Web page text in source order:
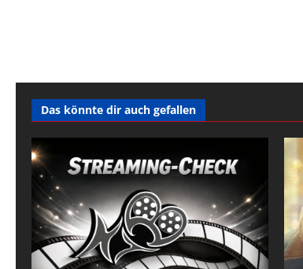
Das könnte dir auch gefallen